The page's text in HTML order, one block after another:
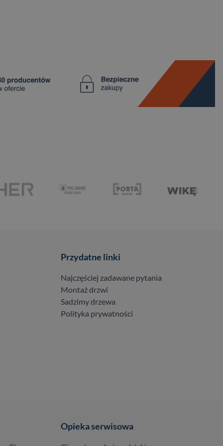
Przydatne linki
Najczęściej zadawane pytania
Montaż drzwi
Sadzimy drzewa
Polityka prywatności
Opieka serwisowa